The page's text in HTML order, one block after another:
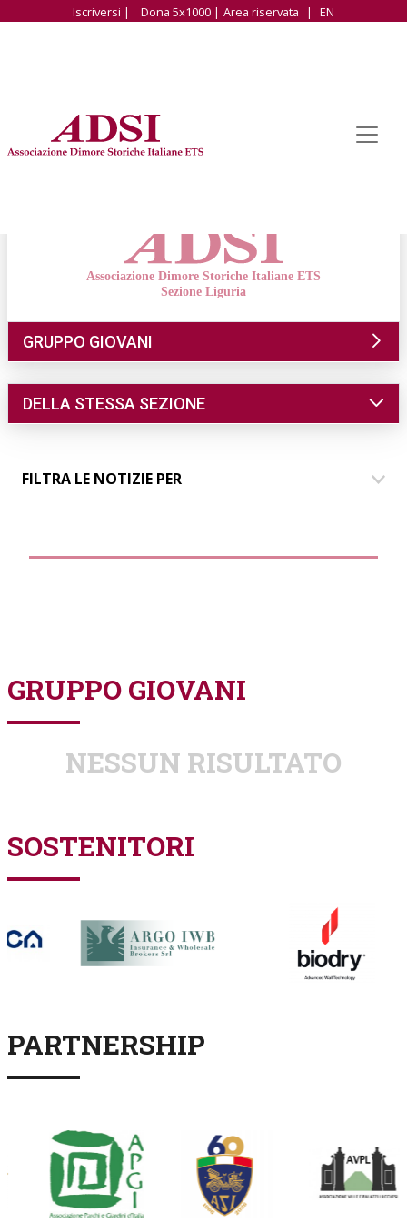
Iscriversi | Dona 5x1000 | Area riservata | EN
Associazione Dimore Storiche Italiane ETS
Sezione Liguria
GRUPPO GIOVANI
DELLA STESSA SEZIONE
FILTRA LE NOTIZIE PER
GRUPPO GIOVANI
NESSUN RISULTATO
SOSTENITORI
PARTNERSHIP